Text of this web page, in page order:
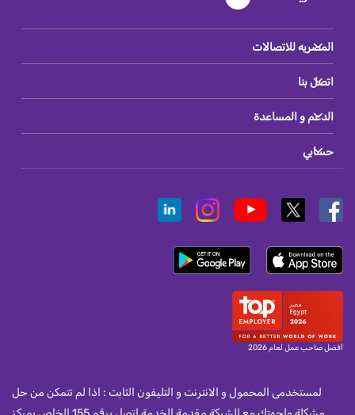
المصريه للاتصالات
اتصل بنا
الدعم و المساعدة
حسابي
أفضل صاحب عمل لعام 2026
لمستخدمى المحمول و الانترنت و التليفون الثابت : اذا لم تتمكن من حل